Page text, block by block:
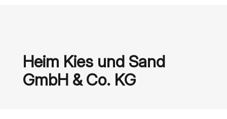
Heim Kies und Sand
GmbH & Co. KG